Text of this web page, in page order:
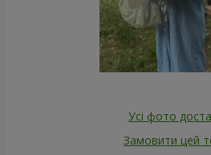
Усі фото
Замовити цей